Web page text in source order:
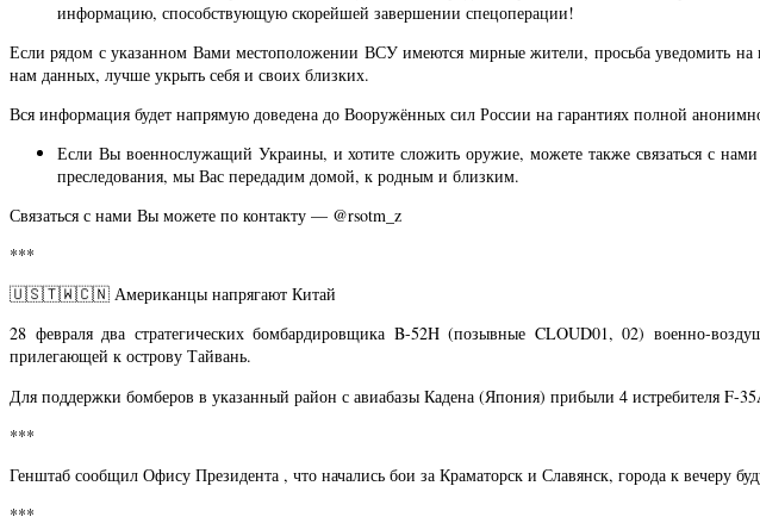
информацию, способствующую скорейшей завершении спецоперации!
Если рядом с указанном Вами местоположении ВСУ имеются мирные жители, просьба уведомить на
нам данных, лучше укрыть себя и своих близких.
Вся информация будет напрямую доведена до Вооружённых сил России на гарантиях полной
Если Вы военнослужащий Украины, и хотите сложить оружие, можете также связаться с
преследования, мы Вас передадим домой, к родным и близким.
Связаться с нами Вы можете по контакту — @rsotm_z
***
🇺🇸🇹🇼🇨🇳 Американцы напрягают Китай
28 февраля два стратегических бомбардировщика B-52H (позывные CLOUD01, 02) военно-
прилегающей к острову Тайвань.
Для поддержки бомберов в указанный район с авиабазы Кадена (Япония) прибыли 4 истребителя F-
***
Генштаб сообщил Офису Президента , что начались бои за Краматорск и Славянск, города к вечеру